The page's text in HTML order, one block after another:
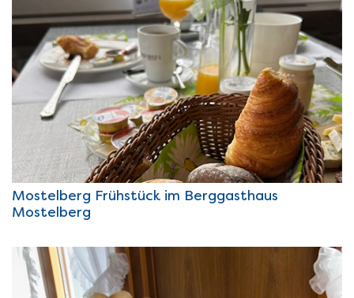
Mostelberg Frühstück im Berggasthaus
Mostelberg